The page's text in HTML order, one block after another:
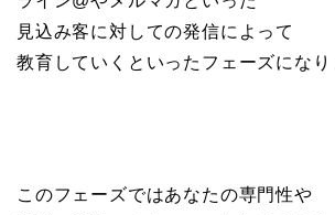
見込み客に対しての発信によって
教育していくといったフェーズになり
このフェーズではあなたの専門性や